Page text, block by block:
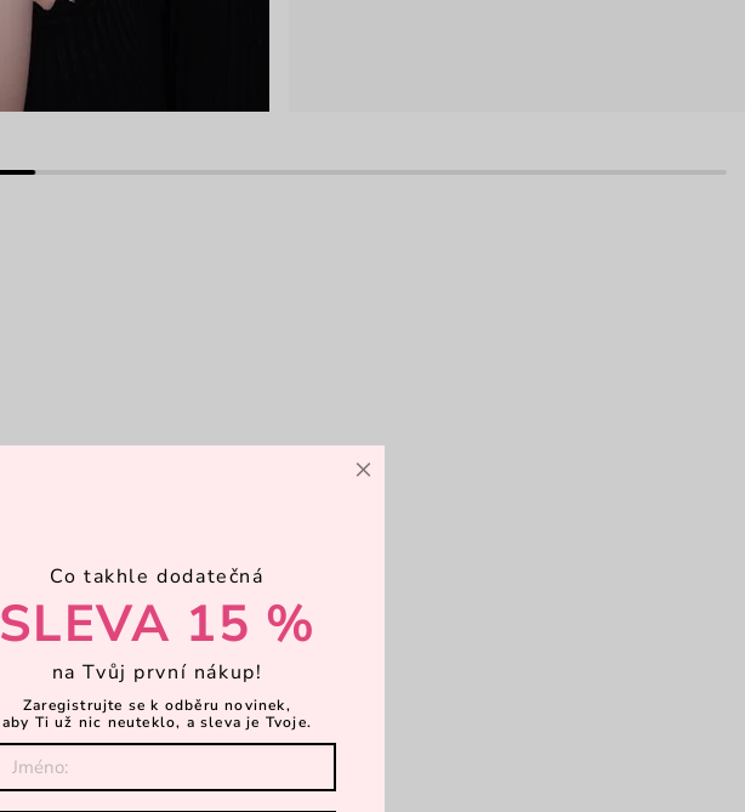
×
Co takhle dodatečná
SLEVA 15 %
na Tvůj první nákup!
Zaregistrujte se k odběru novinek,
aby Ti už nic neuteklo, a sleva je Tvoje.